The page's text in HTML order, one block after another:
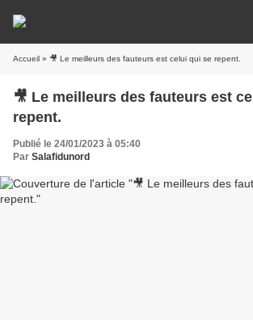
Accueil » 🎥 Le meilleurs des fauteurs est celui qui se repent.
🎥 Le meilleurs des fauteurs est
repent.
Publié le 24/01/2023 à 05:40
Par Salafidunord